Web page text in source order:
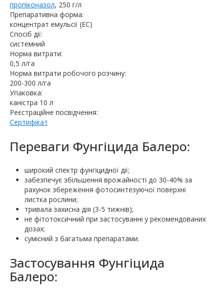
пропіконазол, 250 г/л
Препаративна форма:
концентрат емульсії (ЕС)
Спосіб дії:
системний
Норма витрати:
0,5 л/га
Норма витрати робочого розчину:
200-300 л/га
Упаковка:
каністра 10 л
Реєстраційне посвідчення:
Сертифікат
Переваги Фунгіцида Балеро:
широкий спектр фунгіцидної дії;
забезпечує збільшення врожайності до 30-40% за
рахунок збереження фотосинтезуючої поверхні
листка рослини;
тривала захисна дія (3-5 тижнів);
не фітотоксичний при застосуванні у рекомендованих
дозах;
сумісний з багатьма препаратами.
Застосування Фунгіцида
Балеро: